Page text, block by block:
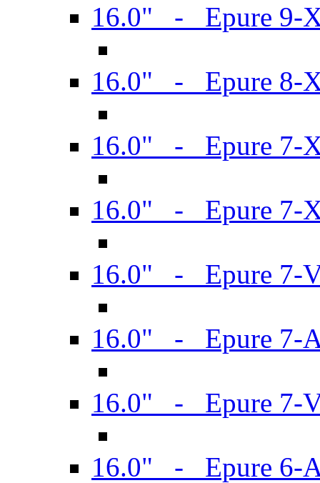
16.0" - Epure 9-
16.0" - Epure 8-
16.0" - Epure 7-
16.0" - Epure 7-
16.0" - Epure 7-
16.0" - Epure 7-
16.0" - Epure 7-
16.0" - Epure 6-